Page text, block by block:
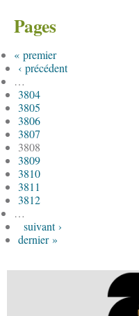
Pages
« premier
‹ précédent
…
3804
3805
3806
3807
3808
3809
3810
3811
3812
…
suivant ›
dernier »